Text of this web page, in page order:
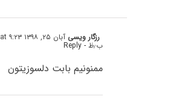
رزگار ویسی آبان ۲۵, ۱۳۹۸ at ۹:۲۳
ب٫ظ - Reply
ممنونیم بابت دلسوزیتون